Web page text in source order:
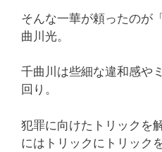
そんな一華が頼ったのが
曲川光。
千曲川は些細な違和感や
回り。
犯罪に向けたトリックを
にはトリックにトリック